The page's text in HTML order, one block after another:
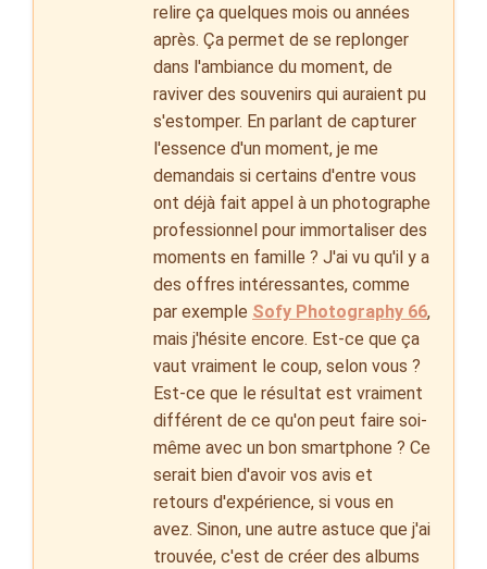
relire ça quelques mois ou années
après. Ça permet de se replonger
dans l'ambiance du moment, de
raviver des souvenirs qui auraient pu
s'estomper. En parlant de capturer
l'essence d'un moment, je me
demandais si certains d'entre vous
ont déjà fait appel à un photographe
professionnel pour immortaliser des
moments en famille ? J'ai vu qu'il y a
des offres intéressantes, comme
par exemple Sofy Photography 66,
mais j'hésite encore. Est-ce que ça
vaut vraiment le coup, selon vous ?
Est-ce que le résultat est vraiment
différent de ce qu'on peut faire soi-
même avec un bon smartphone ? Ce
serait bien d'avoir vos avis et
retours d'expérience, si vous en
avez. Sinon, une autre astuce que j'ai
trouvée, c'est de créer des albums